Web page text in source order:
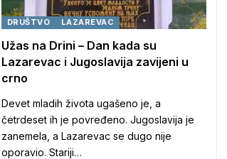
DRUŠTVO LAZAREVAC
Užas na Drini – Dan kada su
Lazarevac i Jugoslavija zavijeni u
crno
Devet mladih života ugašeno je, a
četrdeset ih je povređeno. Jugoslavija je
zanemela, a Lazarevac se dugo nije
oporavio. Stariji…